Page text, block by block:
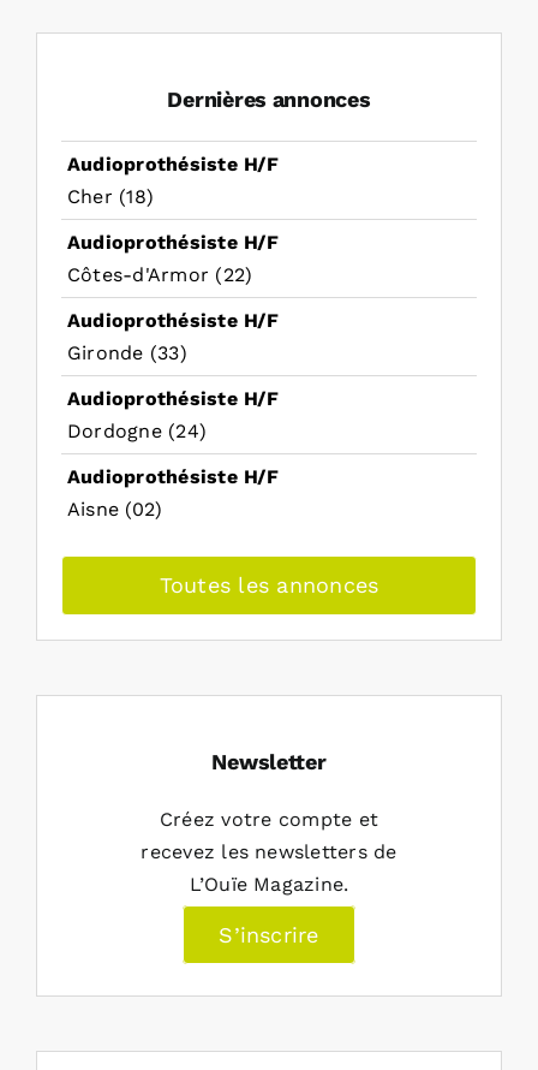
Dernières annonces
Audioprothésiste H/F
Cher (18)
Audioprothésiste H/F
Côtes-d'Armor (22)
Audioprothésiste H/F
Gironde (33)
Audioprothésiste H/F
Dordogne (24)
Audioprothésiste H/F
Aisne (02)
Toutes les annonces
Newsletter
Créez votre compte et
recevez les newsletters de
L’Ouïe Magazine.
S’inscrire